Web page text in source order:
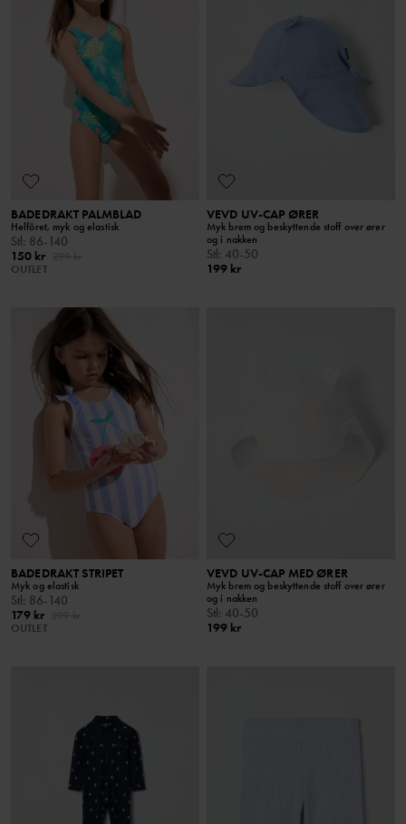
BADEDRAKT PALMBLAD
Helfôret, myk og elastisk
Stl : 86-140
150 kr
OUTLET
VEVD UV-CAP ØRER
Myk brem og beskyttende stoff over ører
og i nakken
Stl : 40-50
199 kr
BADEDRAKT STRIPET
Myk og elastisk
Stl: 86-140
179 kr
OUTLET
VEVD UV-CAP MED ØRER
Myk brem og beskyttende stoff over ører
og i nakken
Stl: 40-50
199 kr